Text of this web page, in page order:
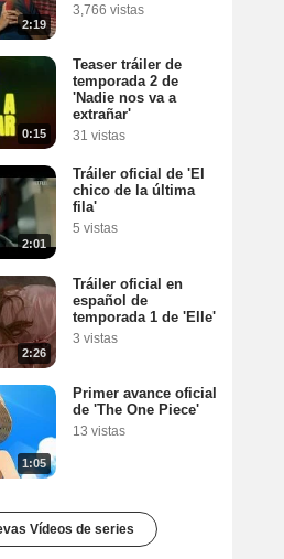
2:19
3,766 vistas
0:15
Teaser tráiler de
temporada 2 de
'Nadie nos va a
extrañar'
31 vistas
2:01
Tráiler oficial de 'El
chico de la última
fila'
5 vistas
2:26
Tráiler oficial en
español de
temporada 1 de 'Elle'
3 vistas
1:05
Primer avance oficial
de 'The One Piece'
13 vistas
Vídeos de series